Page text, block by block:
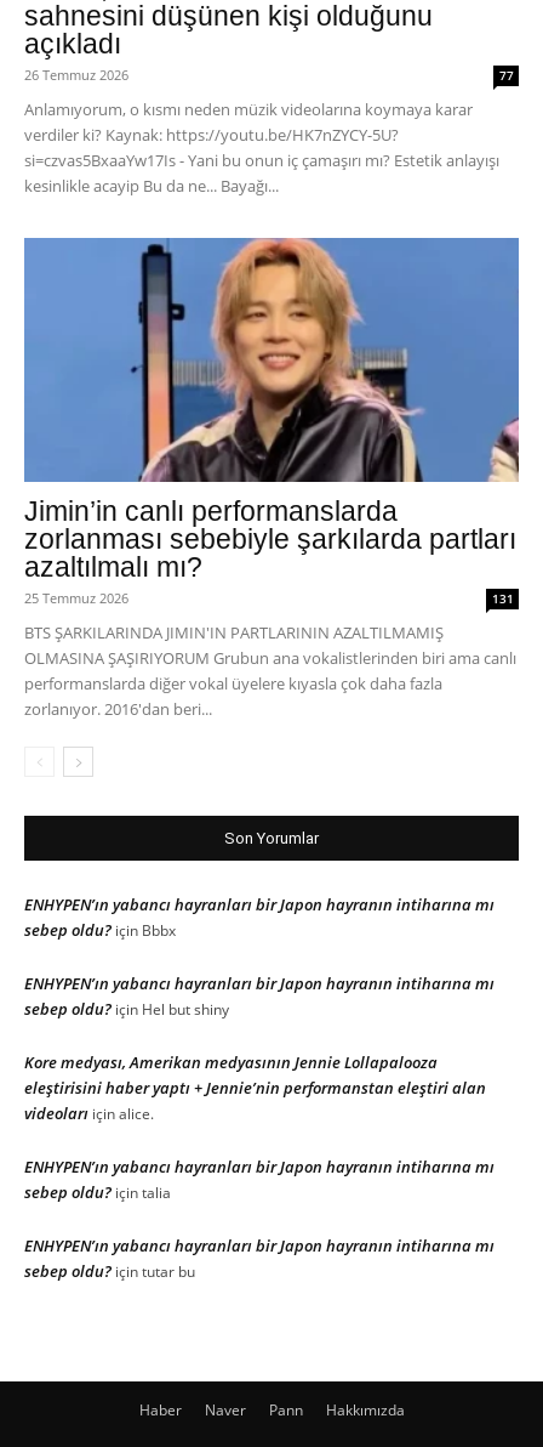
sahnesini düşünen kişi olduğunu
açıkladı
26 Temmuz 2026 77
Anlamıyorum, o kısmı neden müzik videolarına koymaya karar
verdiler ki? Kaynak: https://youtu.be/HK7nZYCY-5U?
si=czvas5BxaaYw17Is - Yani bu onun iç çamaşırı mı? Estetik anlayışı
kesinlikle acayip Bu da ne... Bayağı...
Jimin’in canlı performanslarda
zorlanması sebebiyle şarkılarda partları
azaltılmalı mı?
25 Temmuz 2026 131
BTS ŞARKILARINDA JIMIN'IN PARTLARININ AZALTILMAMIŞ
OLMASINA ŞAŞIRIYORUM Grubun ana vokalistlerinden biri ama canlı
performanslarda diğer vokal üyelere kıyasla çok daha fazla
zorlanıyor. 2016'dan beri...
Son Yorumlar
ENHYPEN’ın yabancı hayranları bir Japon hayranın intiharına mı
sebep oldu? için Bbbx
ENHYPEN’ın yabancı hayranları bir Japon hayranın intiharına mı
sebep oldu? için Hel but shiny
Kore medyası, Amerikan medyasının Jennie Lollapalooza
eleştirisini haber yaptı + Jennie’nin performanstan eleştiri alan
videoları içinalice.
ENHYPEN’ın yabancı hayranları bir Japon hayranın intiharına mı
sebep oldu? içintalia
ENHYPEN’ın yabancı hayranları bir Japon hayranın intiharına mı
sebep oldu? içintutar bu
Haber Naver Pann Hakkımızda